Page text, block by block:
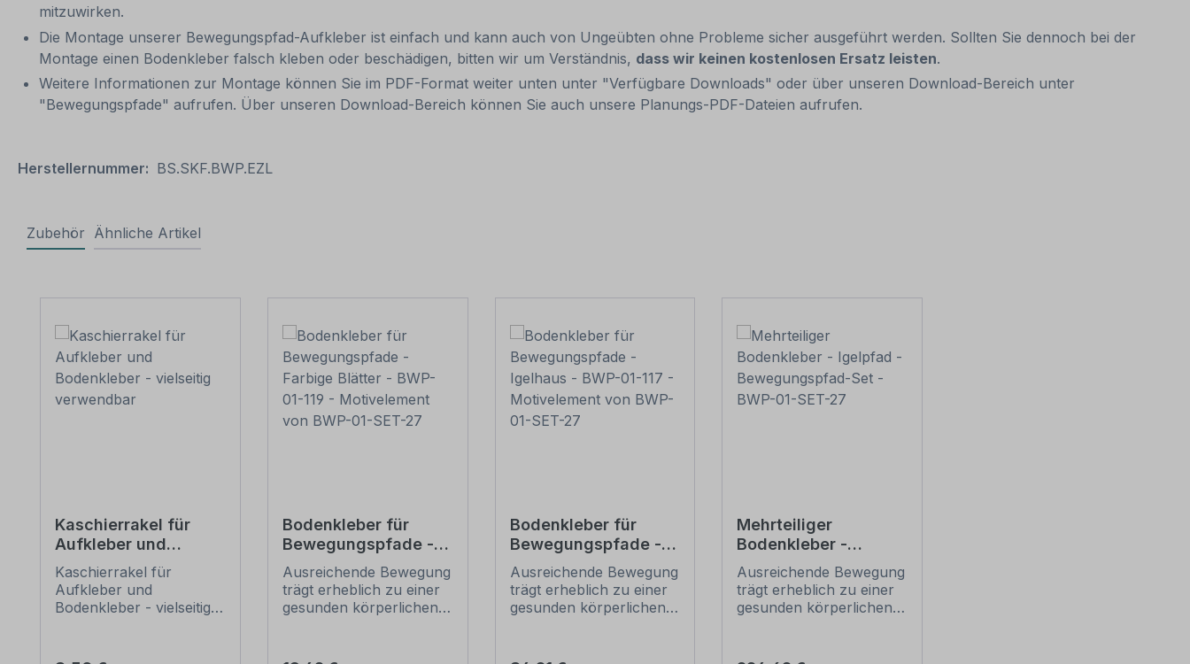
mitzuwirken.
Die Montage unserer Bewegungspfad-Aufkleber ist einfach und kann auch von Ungeübten ohne Probleme sicher ausgeführt werden. Sollten Sie dennoch bei der
Montage einen Bodenkleber falsch kleben oder beschädigen, bitten wir um Verständnis, dass wir keinen kostenlosen Ersatz leisten.
Weitere Informationen zur Montage können Sie im PDF-Format weiter unten unter "Verfügbare Downloads" oder über unseren Download-Bereich unter
"Bewegungspfade" aufrufen. Über unseren Download-Bereich können Sie auch unsere Planungs-PDF-Dateien aufrufen.
Herstellernummer: BS.SKF.BWP.EZL
Zubehör Ähnliche Artikel
Kaschierrakel für
Aufkleber und
Bodenkleber -
vielseitig
verwendbar
Kaschierrakel für
Aufkleber und
Bodenkleber - vielseitig
Bodenkleber für
Bewegungspfade -
Farbige Blätter -
BWP-01-119 -
Motivelement von
Ausreichende Bewegung
trägt erheblich zu einer
gesunden körperlichen
Bodenkleber für
Bewegungspfade -
Igelhaus - BWP-01-
117 - Motivelement
von BWP-01-SET-27
Ausreichende Bewegung
trägt erheblich zu einer
gesunden körperlichen
Mehrteiliger
Bodenkleber -
Igelpfad -
Bewegungspfad-Set
- BWP-01-SET-27
Ausreichende Bewegung
trägt erheblich zu einer
gesunden körperlichen